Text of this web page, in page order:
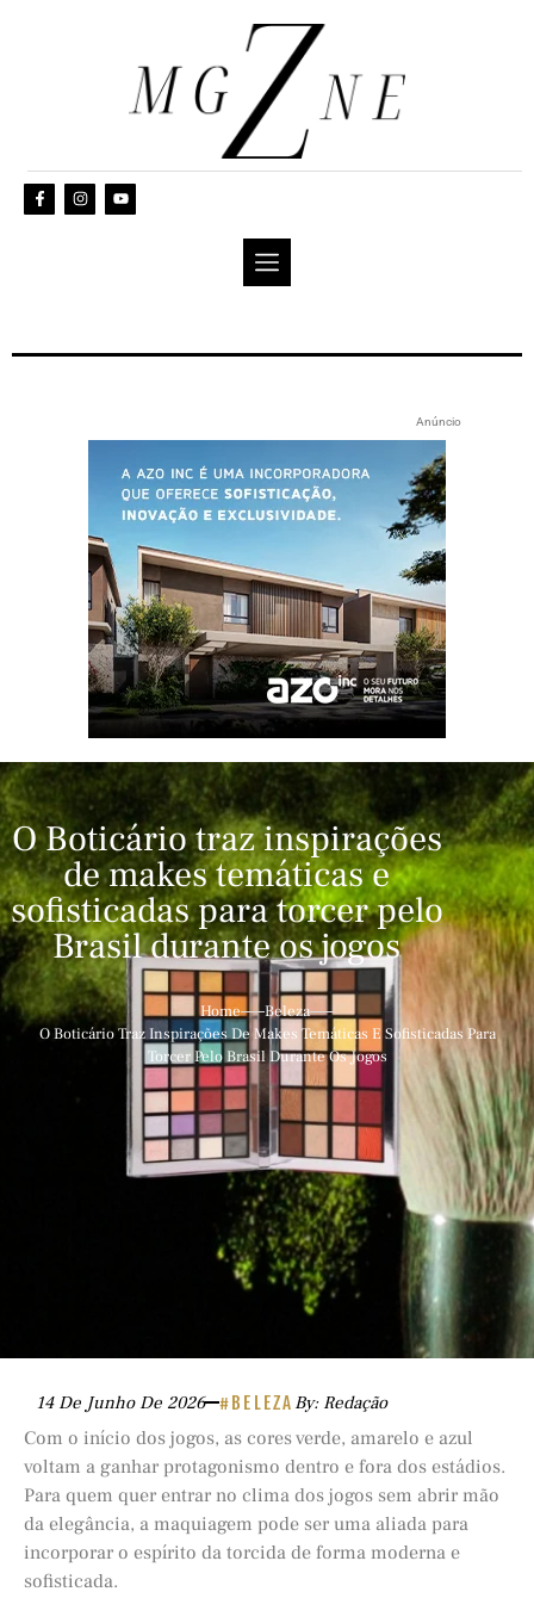
Anúncio
O Boticário traz inspirações
de makes temáticas e
sofisticadas para torcer pelo
Brasil durante os jogos
Home
Beleza
O Boticário Traz Inspirações De Makes Temáticas E Sofisticadas Para
Torcer Pelo Brasil Durante Os Jogos
14 De Junho De 2026 #BELEZA By: Redação
Com o início dos jogos, as cores verde, amarelo e azul
voltam a ganhar protagonismo dentro e fora dos estádios.
Para quem quer entrar no clima dos jogos sem abrir mão
da elegância, a maquiagem pode ser uma aliada para
incorporar o espírito da torcida de forma moderna e
sofisticada.